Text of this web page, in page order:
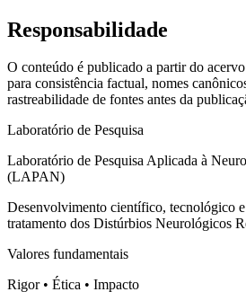
Responsabilidade
O conteúdo é publicado a partir do
para consistência factual, nomes
rastreabilidade de fontes antes da
Laboratório de Pesquisa
Laboratório de Pesquisa Aplicada à
(LAPAN)
Desenvolvimento científico, tecnológico
tratamento dos Distúrbios Neurológicos
Valores fundamentais
Rigor • Ética • Impacto